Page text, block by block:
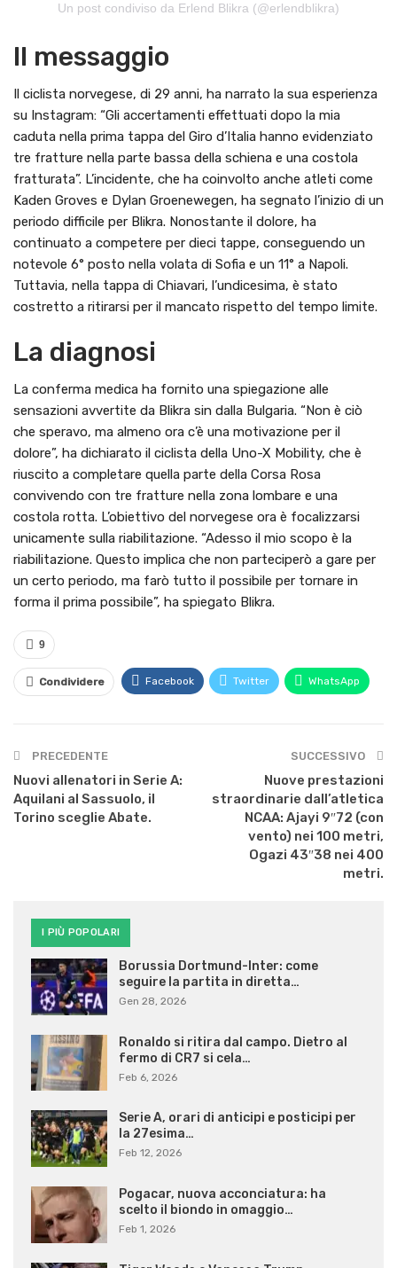
Un post condiviso da Erlend Blikra (@erlendblikra)
Il messaggio
Il ciclista norvegese, di 29 anni, ha narrato la sua esperienza
su Instagram: “Gli accertamenti effettuati dopo la mia
caduta nella prima tappa del Giro d’Italia hanno evidenziato
tre fratture nella parte bassa della schiena e una costola
fratturata”. L’incidente, che ha coinvolto anche atleti come
Kaden Groves e Dylan Groenewegen, ha segnato l’inizio di un
periodo difficile per Blikra. Nonostante il dolore, ha
continuato a competere per dieci tappe, conseguendo un
notevole 6° posto nella volata di Sofia e un 11° a Napoli.
Tuttavia, nella tappa di Chiavari, l’undicesima, è stato
costretto a ritirarsi per il mancato rispetto del tempo limite.
La diagnosi
La conferma medica ha fornito una spiegazione alle
sensazioni avvertite da Blikra sin dalla Bulgaria. “Non è ciò
che speravo, ma almeno ora c’è una motivazione per il
dolore”, ha dichiarato il ciclista della Uno-X Mobility, che è
riuscito a completare quella parte della Corsa Rosa
convivendo con tre fratture nella zona lombare e una
costola rotta. L’obiettivo del norvegese ora è focalizzarsi
unicamente sulla riabilitazione. “Adesso il mio scopo è la
riabilitazione. Questo implica che non parteciperò a gare per
un certo periodo, ma farò tutto il possibile per tornare in
forma il prima possibile”, ha spiegato Blikra.
9
Condividere Facebook Twitter WhatsApp
PRECEDENTE
Nuovi allenatori in Serie A:
Aquilani al Sassuolo, il
Torino sceglie Abate.
SUCCESSIVO
Nuove prestazioni
straordinarie dall’atletica
NCAA: Ajayi 9″72 (con
vento) nei 100 metri,
Ogazi 43″38 nei 400
metri.
I PIÙ POPOLARI
Borussia Dortmund-Inter: come
seguire la partita in diretta…
Gen 28, 2026
Ronaldo si ritira dal campo. Dietro al
fermo di CR7 si cela…
Feb 6, 2026
Serie A, orari di anticipi e posticipi per
la 27esima…
Feb 12, 2026
Pogacar, nuova acconciatura: ha
scelto il biondo in omaggio…
Feb 1, 2026